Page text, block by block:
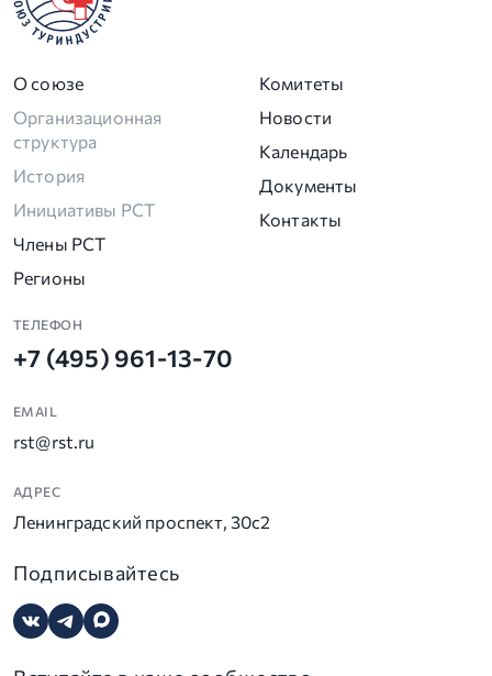
О союзе
Организационная
структура
История
Инициативы РСТ
Члены РСТ
Регионы
Комитеты
Новости
Календарь
Документы
Контакты
ТЕЛЕФОН
+7 (495) 961-13-70
EMAIL
rst@rst.ru
АДРЕС
Ленинградский проспект, 30с2
Подписывайтесь